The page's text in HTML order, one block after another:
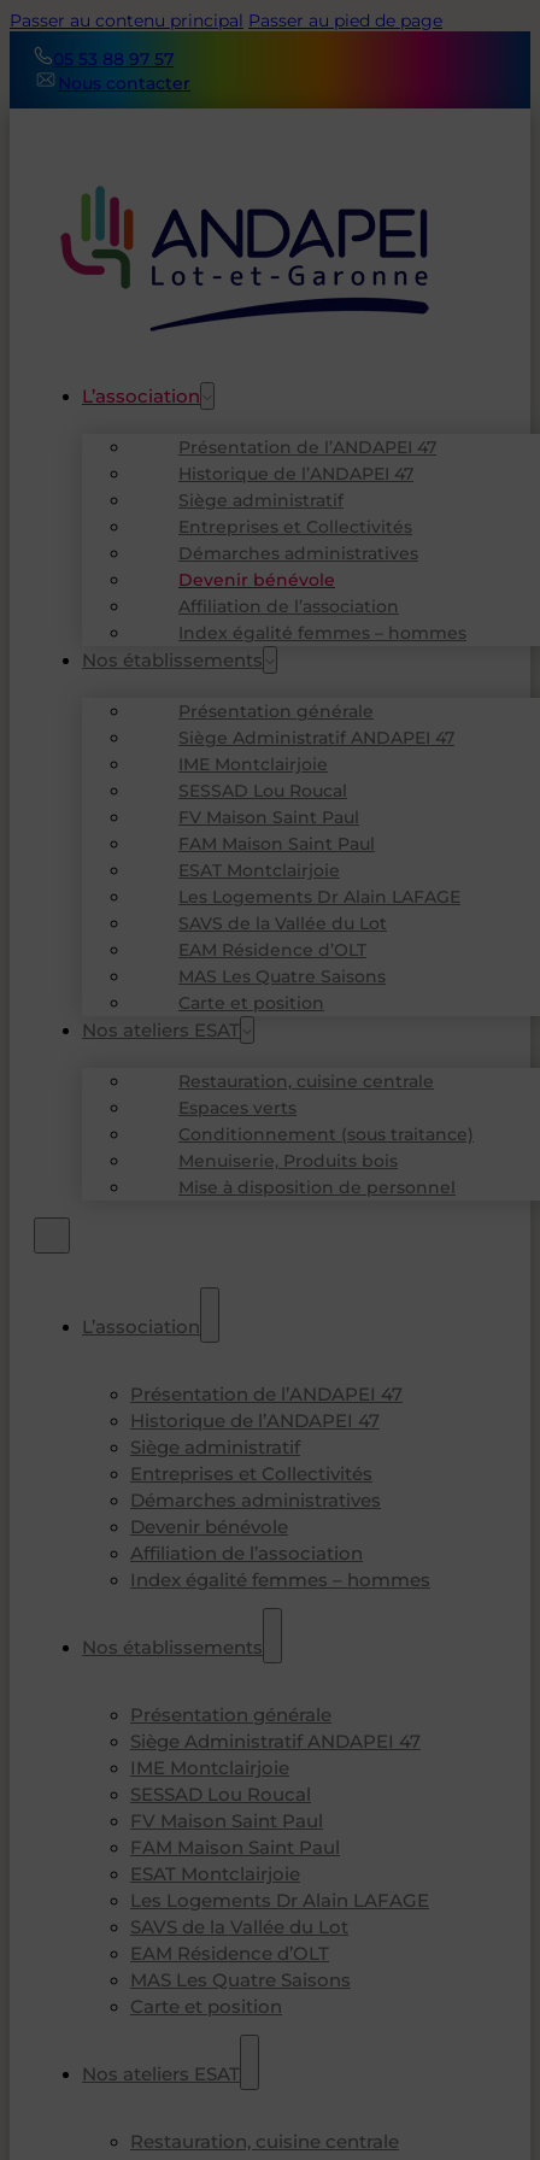
Passer au contenu principal Passer au pied de page
05 53 88 97 57
Nous contacter
L’association
Présentation de l’ANDAPEI 47
Historique de l’ANDAPEI 47
Siège administratif
Entreprises et Collectivités
Démarches administratives
Devenir bénévole
Affiliation de l’association
Index égalité femmes – hommes
Nos établissements
Présentation générale
Siège Administratif ANDAPEI 47
IME Montclairjoie
SESSAD Lou Roucal
FV Maison Saint Paul
FAM Maison Saint Paul
ESAT Montclairjoie
Les Logements Dr Alain LAFAGE
SAVS de la Vallée du Lot
EAM Résidence d’OLT
MAS Les Quatre Saisons
Carte et position
Nos ateliers ESAT
Restauration, cuisine centrale
Espaces verts
Conditionnement (sous traitance)
Menuiserie, Produits bois
Mise à disposition de personnel
L’association
Présentation de l’ANDAPEI 47
Historique de l’ANDAPEI 47
Siège administratif
Entreprises et Collectivités
Démarches administratives
Devenir bénévole
Affiliation de l’association
Index égalité femmes – hommes
Nos établissements
Présentation générale
Siège Administratif ANDAPEI 47
IME Montclairjoie
SESSAD Lou Roucal
FV Maison Saint Paul
FAM Maison Saint Paul
ESAT Montclairjoie
Les Logements Dr Alain LAFAGE
SAVS de la Vallée du Lot
EAM Résidence d’OLT
MAS Les Quatre Saisons
Carte et position
Nos ateliers ESAT
Restauration, cuisine centrale